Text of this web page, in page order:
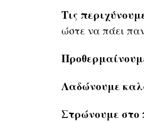
Τις
ώστε να πάει
Λαδώνουμε
Στρώνουμε στο